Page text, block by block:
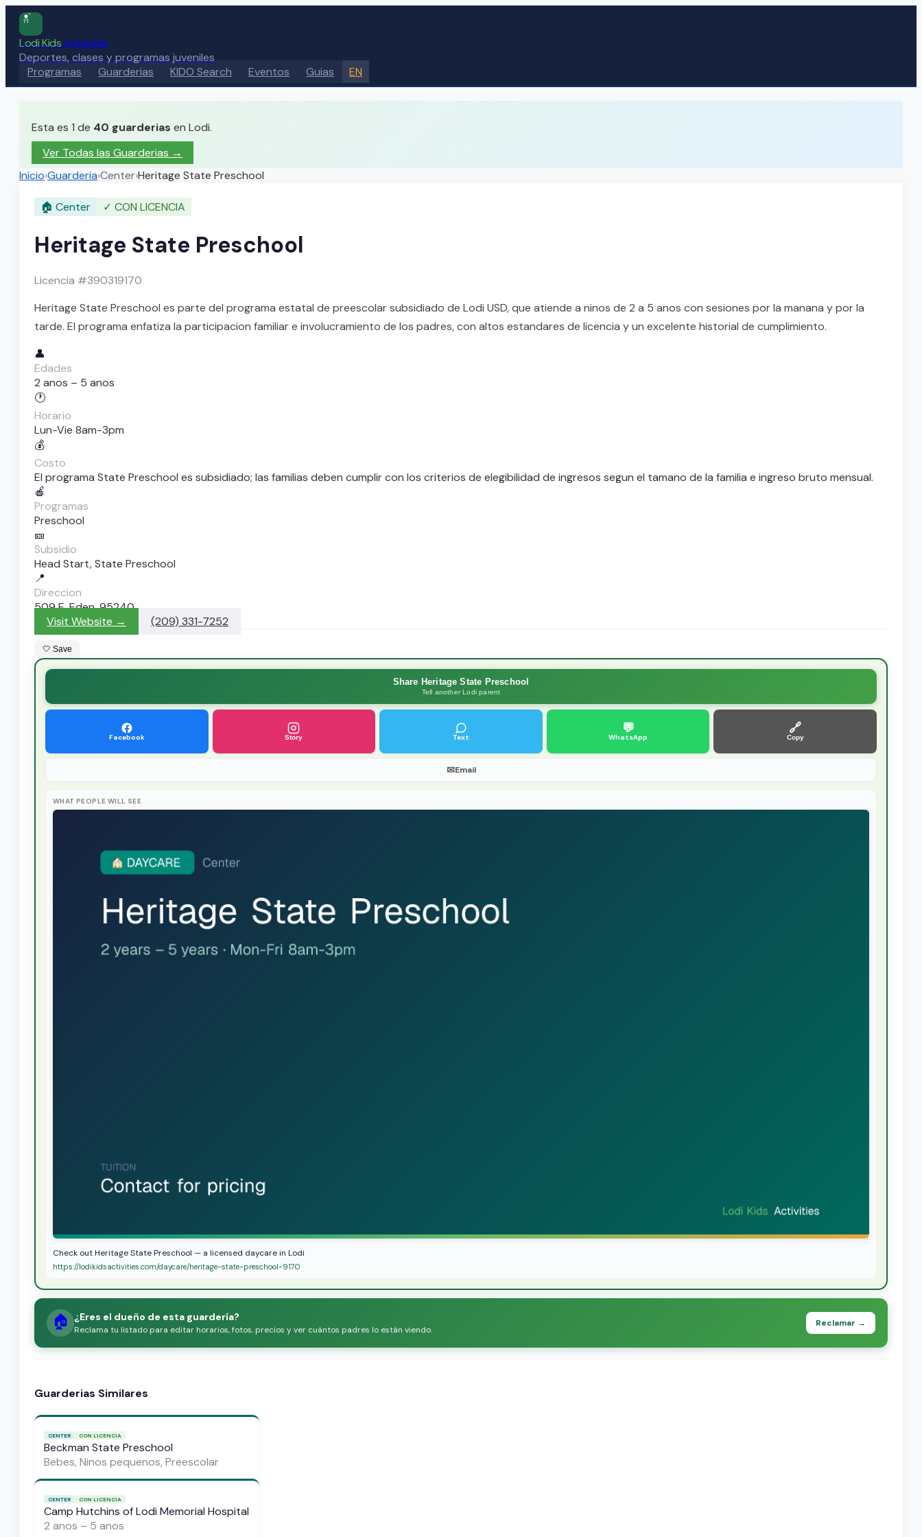
Lodi KidsActivities
Deportes, clases y programas juveniles
Programas
Guarderias KIDO Search Eventos Guias EN
Esta es 1 de 40 guarderias en Lodi.
Ver Todas las Guarderias →
Inicio›Guarderia›Center›Heritage State Preschool
🏠 Center ✓ CON LICENCIA
Heritage State Preschool
Licencia #390319170
Heritage State Preschool es parte del programa estatal de preescolar subsidiado de Lodi USD, que atiende a ninos de 2 a 5 anos con sesiones por la manana y por la
tarde. El programa enfatiza la participacion familiar e involucramiento de los padres, con altos estandares de licencia y un excelente historial de cumplimiento.
👤
Edades
2 anos – 5 anos
🕐
Horario
Lun-Vie 8am-3pm
💰
Costo
El programa State Preschool es subsidiado; las familias deben cumplir con los criterios de elegibilidad de ingresos segun el tamano de la familia e ingreso bruto mensual.
🍎
Programas
Preschool
🎫
Subsidio
Head Start, State Preschool
📍
Direccion
509 E. Eden, 95240
Visit Website →
(209) 331-7252
🤍 Save
Share Heritage State Preschool
Tell another Lodi parent
Facebook Story Text
💬
WhatsApp
🔗
Copy
✉Email
WHAT PEOPLE WILL SEE
Check out Heritage State Preschool — a licensed daycare in Lodi
https://lodikidsactivities.com/daycare/heritage-state-preschool-9170
🏠 ¿Eres el dueño de esta guardería?
Reclama tu listado para editar horarios, fotos, precios y ver cuántos padres lo están viendo.
Reclamar →
Guarderias Similares
CENTER CON LICENCIA
Beckman State Preschool
Bebes, Ninos pequenos, Preescolar
CENTER CON LICENCIA
Camp Hutchins of Lodi Memorial Hospital
2 anos – 5 anos